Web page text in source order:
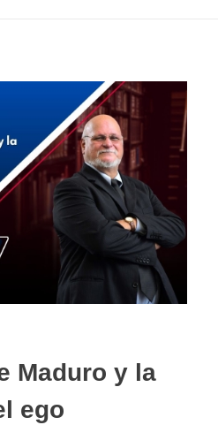
Maduro y la
ego